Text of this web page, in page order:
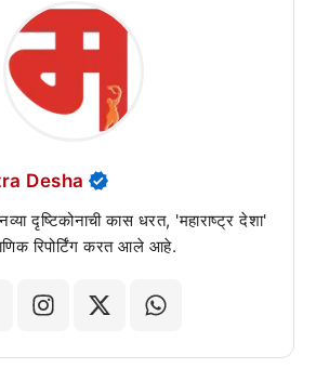
Desha
दृष्टिकोनाची कास धरत, 'महाराष्ट्र देशा'
रिपोर्टिंग करत आले आहे.